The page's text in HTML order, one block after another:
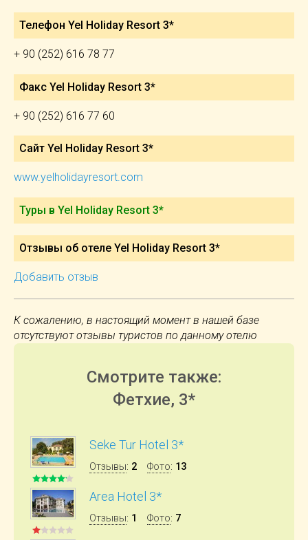
Телефон Yel Holiday Resort 3*
+ 90 (252) 616 78 77
Факс Yel Holiday Resort 3*
+ 90 (252) 616 77 60
Сайт Yel Holiday Resort 3*
www.yelholidayresort.com
Туры в Yel Holiday Resort 3*
Отзывы об отеле Yel Holiday Resort 3*
Добавить отзыв
К сожалению, в настоящий момент в нашей базе
отсутствуют отзывы туристов по данному отелю
Смотрите также:
Фетхие, 3*
Seke Tur Hotel 3*
Отзывы: 2 Фото: 13
Area Hotel 3*
Отзывы: 1 Фото: 7